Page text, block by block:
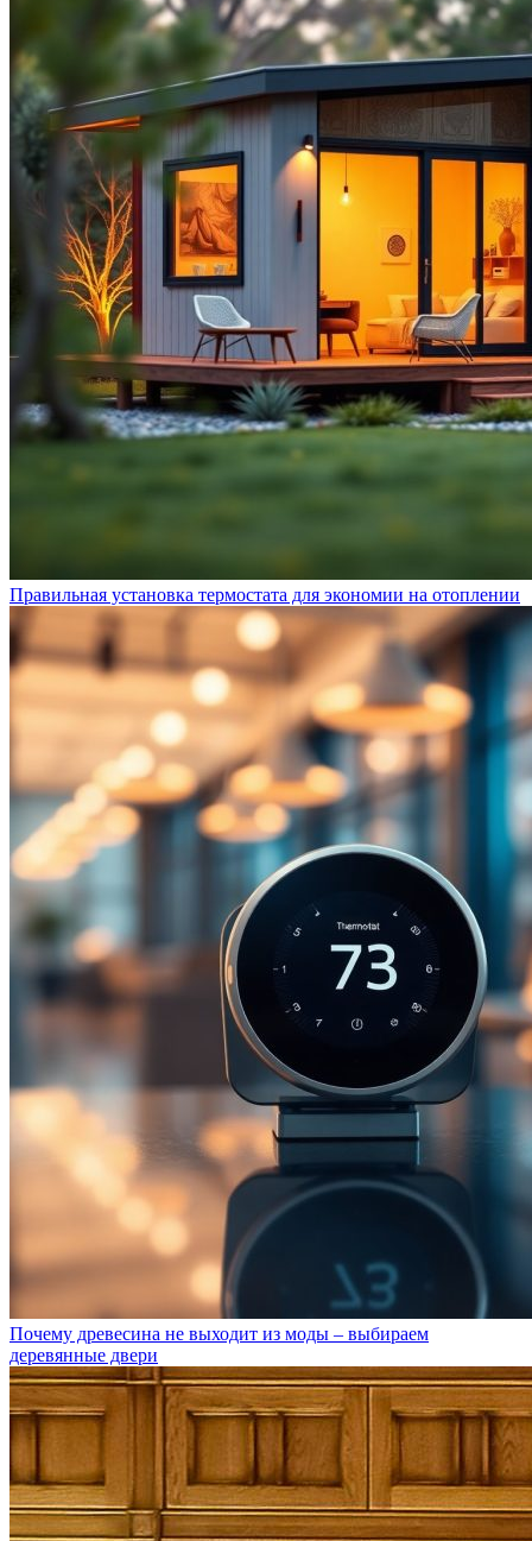
Правильная установка термостата для экономии на отоплении
Почему древесина не выходит из моды – выбираем
деревянные двери